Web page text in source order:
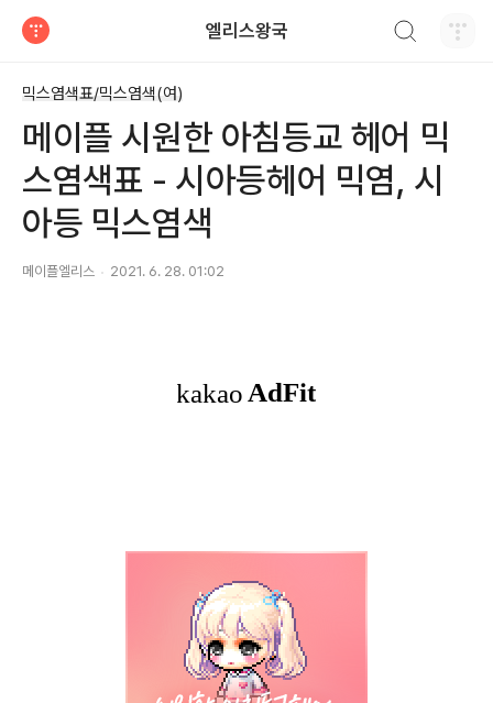
엘리스왕국
믹스염색표/믹스염색(여)
메이플 시원한 아침등교 헤어 믹
스염색표 - 시아등헤어 믹염, 시
아등 믹스염색
메이플엘리스 2021. 6. 28. 01:02